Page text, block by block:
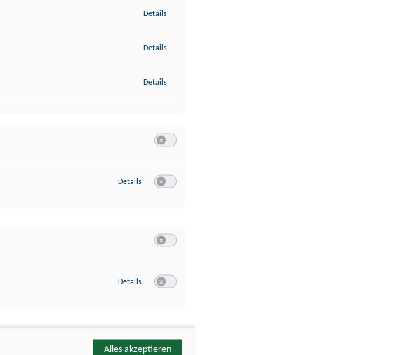
Details
Details
Details
Details zu Google Analytics
Details zu YouTube
Alles akzeptieren